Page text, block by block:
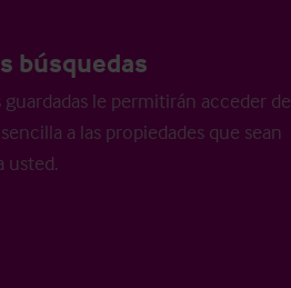
búsquedas
guardadas le permitirán acceder de
a las propiedades que sean
usted.